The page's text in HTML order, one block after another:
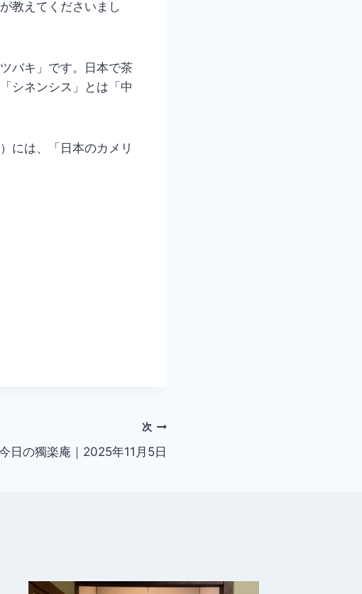
教えてくださいまし
バキ」です。日本で茶
シネンシス」とは「中
には、「日本のカメリ
次
日の獨楽庵｜2025年11月5日